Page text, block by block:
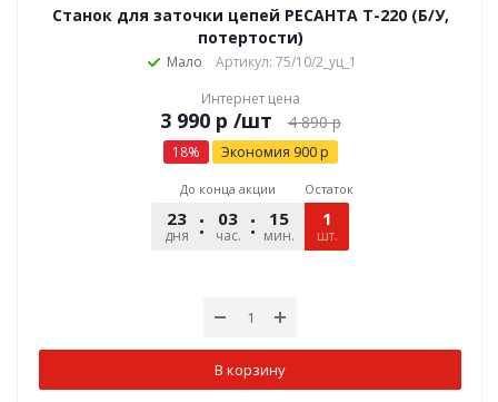
Станок для заточки цепей РЕСАНТА Т-220 (Б/У,
потертости)
Мало
Артикул: 75/10/2_уц_1
Интернет цена
р /шт 4 890р
18% Экономия 900р
До конца акции
23
дня
03
час.
15
мин.
35
сек.
Остаток
1
шт.
В корзину